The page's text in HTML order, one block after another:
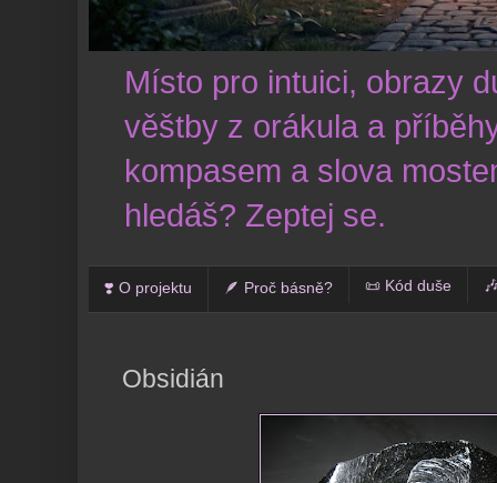
Místo pro intuici, obrazy
věštby z orákula a
kompasem a slova
hledáš? Zeptej se.
❣️ O projektu 🪶 Proč básně? 📜 Kód duše
Obsidián